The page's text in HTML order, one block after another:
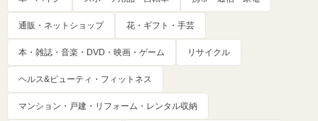
通販・ネットショップ 花・ギフト・手芸
本・雑誌・音楽・DVD・映画・ゲーム リサイクル
ヘルス&ビューティ・フィットネス
マンション・戸建・リフォーム・レンタル収納